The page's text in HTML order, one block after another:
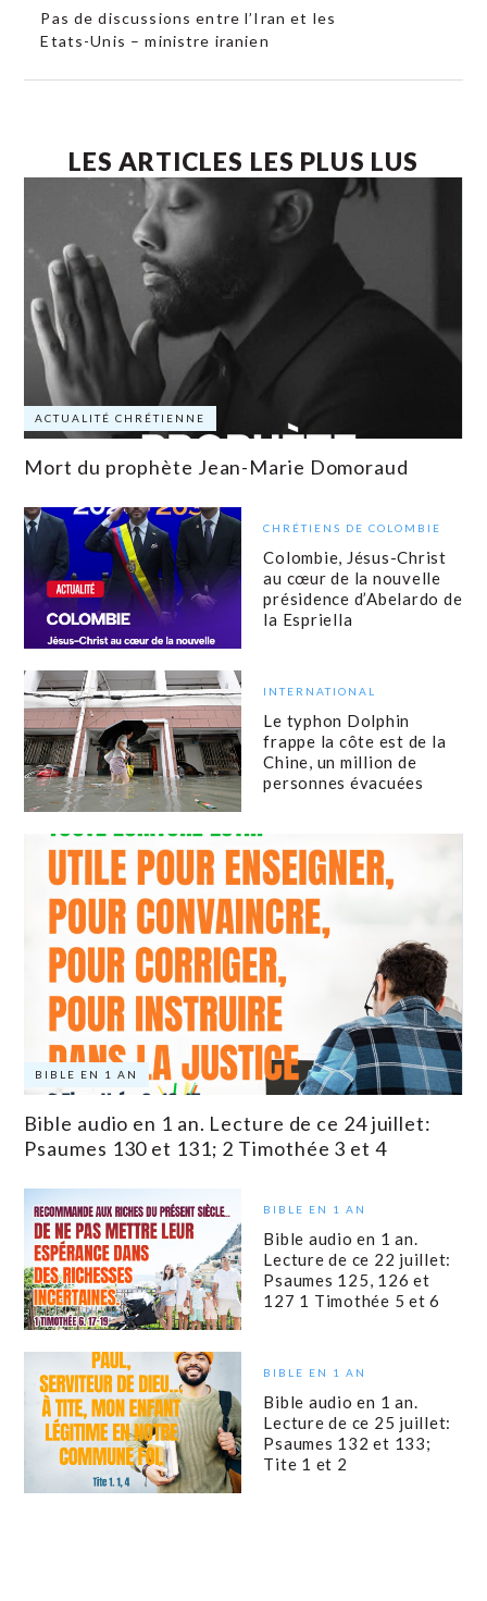
Pas de discussions entre l’Iran et les
Etats-Unis – ministre iranien
LES ARTICLES LES PLUS LUS
ACTUALITÉ CHRÉTIENNE
Mort du prophète Jean-Marie Domoraud
CHRÉTIENS DE COLOMBIE
Colombie, Jésus-Christ
au cœur de la nouvelle
présidence d’Abelardo de
la Espriella
INTERNATIONAL
Le typhon Dolphin
frappe la côte est de la
Chine, un million de
personnes évacuées
BIBLE EN 1 AN
Bible audio en 1 an. Lecture de ce 24 juillet:
Psaumes 130 et 131; 2 Timothée 3 et 4
BIBLE EN 1 AN
Bible audio en 1 an.
Lecture de ce 22 juillet:
Psaumes 125, 126 et
127 1 Timothée 5 et 6
BIBLE EN 1 AN
Bible audio en 1 an.
Lecture de ce 25 juillet:
Psaumes 132 et 133;
Tite 1 et 2